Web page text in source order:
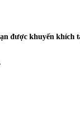
được khuyến khích